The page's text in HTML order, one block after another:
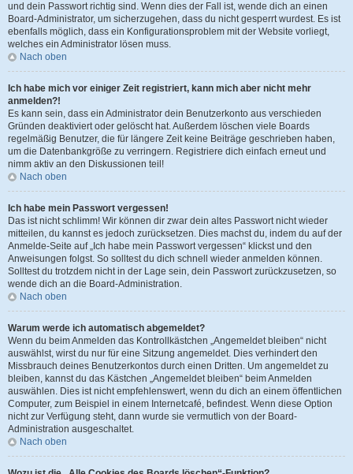
und dein Passwort richtig sind. Wenn dies der Fall ist, wende dich an einen
Board-Administrator, um sicherzugehen, dass du nicht gesperrt wurdest. Es ist
ebenfalls möglich, dass ein Konfigurationsproblem mit der Website vorliegt,
welches ein Administrator lösen muss.
Nach oben
Ich habe mich vor einiger Zeit registriert, kann mich aber nicht mehr
anmelden?!
Es kann sein, dass ein Administrator dein Benutzerkonto aus verschieden
Gründen deaktiviert oder gelöscht hat. Außerdem löschen viele Boards
regelmäßig Benutzer, die für längere Zeit keine Beiträge geschrieben haben,
um die Datenbankgröße zu verringern. Registriere dich einfach erneut und
nimm aktiv an den Diskussionen teil!
Nach oben
Ich habe mein Passwort vergessen!
Das ist nicht schlimm! Wir können dir zwar dein altes Passwort nicht wieder
mitteilen, du kannst es jedoch zurücksetzen. Dies machst du, indem du auf der
Anmelde-Seite auf „Ich habe mein Passwort vergessen“ klickst und den
Anweisungen folgst. So solltest du dich schnell wieder anmelden können.
Solltest du trotzdem nicht in der Lage sein, dein Passwort zurückzusetzen, so
wende dich an die Board-Administration.
Nach oben
Warum werde ich automatisch abgemeldet?
Wenn du beim Anmelden das Kontrollkästchen „Angemeldet bleiben“ nicht
auswählst, wirst du nur für eine Sitzung angemeldet. Dies verhindert den
Missbrauch deines Benutzerkontos durch einen Dritten. Um angemeldet zu
bleiben, kannst du das Kästchen „Angemeldet bleiben“ beim Anmelden
auswählen. Dies ist nicht empfehlenswert, wenn du dich an einem öffentlichen
Computer, zum Beispiel in einem Internetcafé, befindest. Wenn diese Option
nicht zur Verfügung steht, dann wurde sie vermutlich von der Board-
Administration ausgeschaltet.
Nach oben